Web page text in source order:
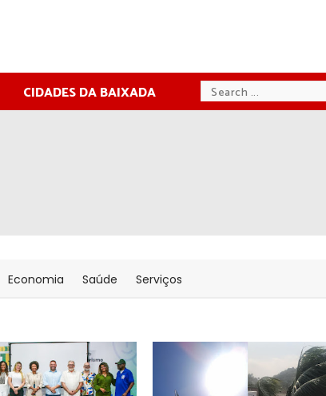
CIDADES DA BAIXADA
Economia Saúde Serviços